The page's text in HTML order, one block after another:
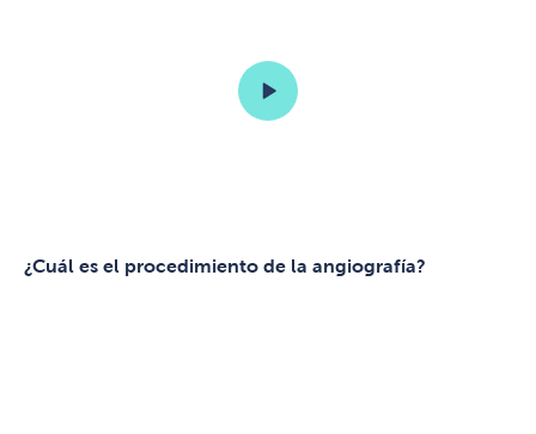
¿Cuál es el procedimiento de la angiografía?